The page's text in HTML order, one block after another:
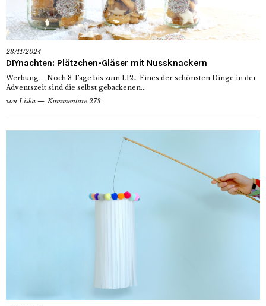
23/11/2024
DIYnachten: Plätzchen-Gläser mit Nussknackern
Werbung – Noch 8 Tage bis zum 1.12… Eines der schönsten Dinge in der
Adventszeit sind die selbst gebackenen...
von Liska Kommentare 273